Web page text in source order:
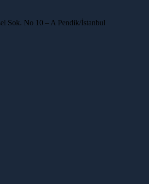
Sok. No 10 – A Pendik/İstanbul